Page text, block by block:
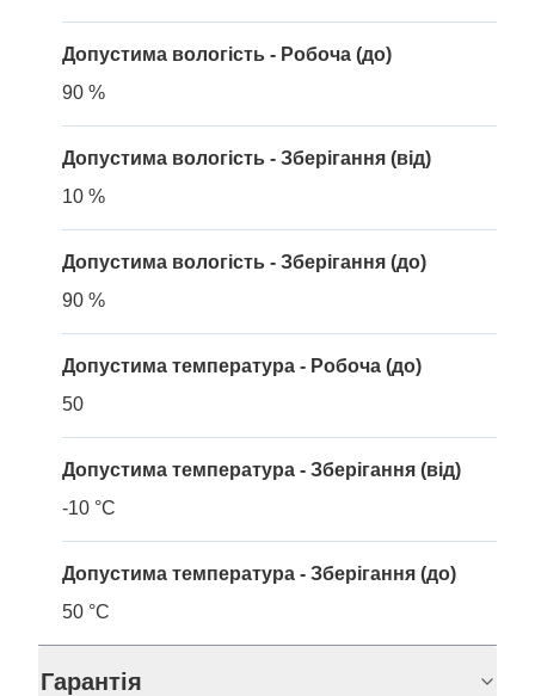
Допустима вологість - Робоча (до)
90 %
Допустима вологість - Зберігання (від)
10 %
Допустима вологість - Зберігання (до)
90 %
Допустима температура - Робоча (до)
50
Допустима температура - Зберігання (від)
-10 °C
Допустима температура - Зберігання (до)
50 °C
Гарантія